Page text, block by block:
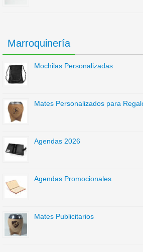
Marroquinería
Mochilas Personalizadas
Mates Personalizados para
Agendas 2026
Agendas Promocionales
Mates Publicitarios